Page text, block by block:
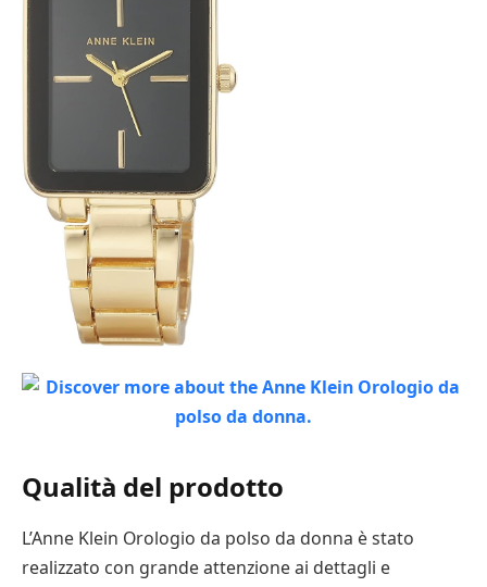
Qualità del prodotto
L’Anne Klein Orologio da polso da donna è stato
realizzato con grande attenzione ai dettagli e